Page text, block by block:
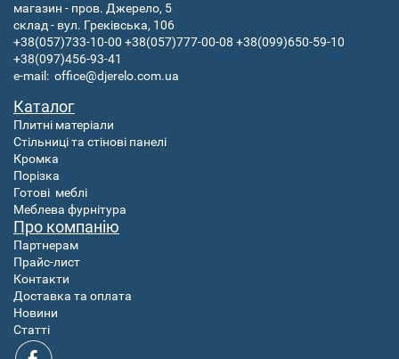
магазин - пров. Джерело, 5
склад - вул. Греківська, 106
+38(057)733-10-00 +38(057)777-00-08 +38(099)650-59-10
+38(097)456-93-41
e-mail: office@djerelo.com.ua
Каталог
Плитні матеріали
Стільниці та стінові панелі
Кромка
Порізка
Готові меблі
Меблева фурнітура
Про компанію
Партнерам
Прайс-лист
Контакти
Доставка та оплата
Новини
Статті